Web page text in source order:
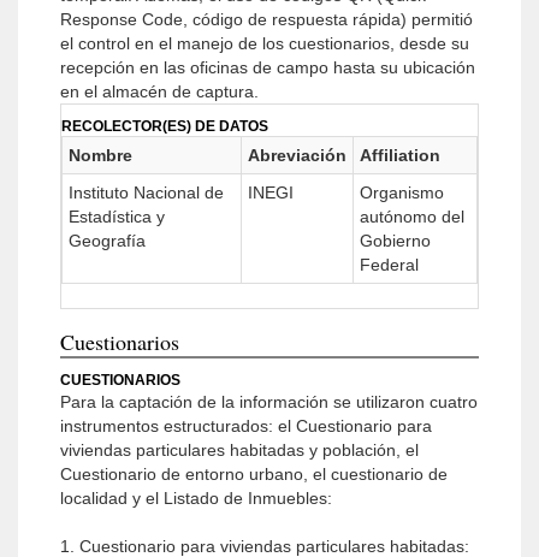
Response Code, código de respuesta rápida) permitió
el control en el manejo de los cuestionarios, desde su
recepción en las oficinas de campo hasta su ubicación
en el almacén de captura.
RECOLECTOR(ES) DE DATOS
Nombre Abreviación
Affiliation
Instituto Nacional de
Estadística y
Geografía
INEGI
Organismo
autónomo del
Gobierno
Federal
Cuestionarios
CUESTIONARIOS
Para la captación de la información se utilizaron cuatro
instrumentos estructurados: el Cuestionario para
viviendas particulares habitadas y población, el
Cuestionario de entorno urbano, el cuestionario de
localidad y el Listado de Inmuebles:
1. Cuestionario para viviendas particulares habitadas: